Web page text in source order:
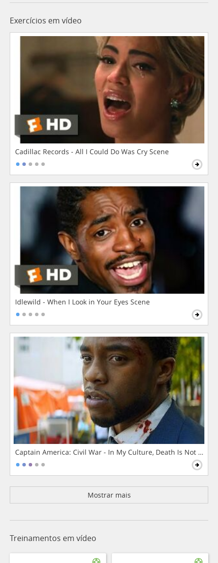
Exercícios em vídeo
Cadillac Records - All I Could Do Was Cry Scene
Idlewild - When I Look in Your Eyes Scene
Captain America: Civil War - In My Culture, Death Is Not The
Mostrar mais
Treinamentos em vídeo